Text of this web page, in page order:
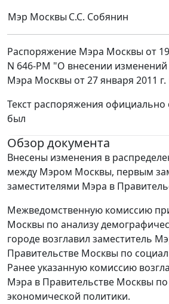
Мэр Москвы С.С. Собянин
Распоряжение Мэра Москвы от 19
N 646-РМ "О внесении
Мэра Москвы от 27 января 2011
Текст распоряжения официально
был
Обзор документа
Внесены изменения в
между Мэром Москвы, первым
заместителями Мэра в
Межведомственную комиссию
Москвы по анализу
городе возглавил заместитель
Правительстве Москвы по
Ранее указанную комиссию
Мэра в Правительстве Москвы
экономической политики.